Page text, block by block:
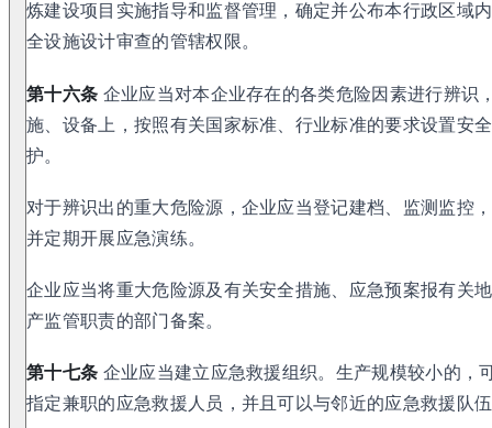
炼建设项目实施指导和监督管理，确定并公布本行政区域
全设施设计审查的管辖权限。
第十六条 企业应当对本企业存在的各类危险因素进行辨识
施、设备上，按照有关国家标准、行业标准的要求设置安
护。
对于辨识出的重大危险源，企业应当登记建档、监测监控
并定期开展应急演练。
企业应当将重大危险源及有关安全措施、应急预案报有关
产监管职责的部门备案。
第十七条 企业应当建立应急救援组织。生产规模较小的，
指定兼职的应急救援人员，并且可以与邻近的应急救援队